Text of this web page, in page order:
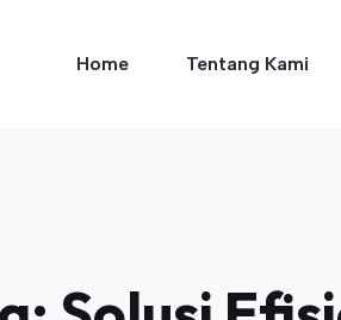
Home Tentang Kami